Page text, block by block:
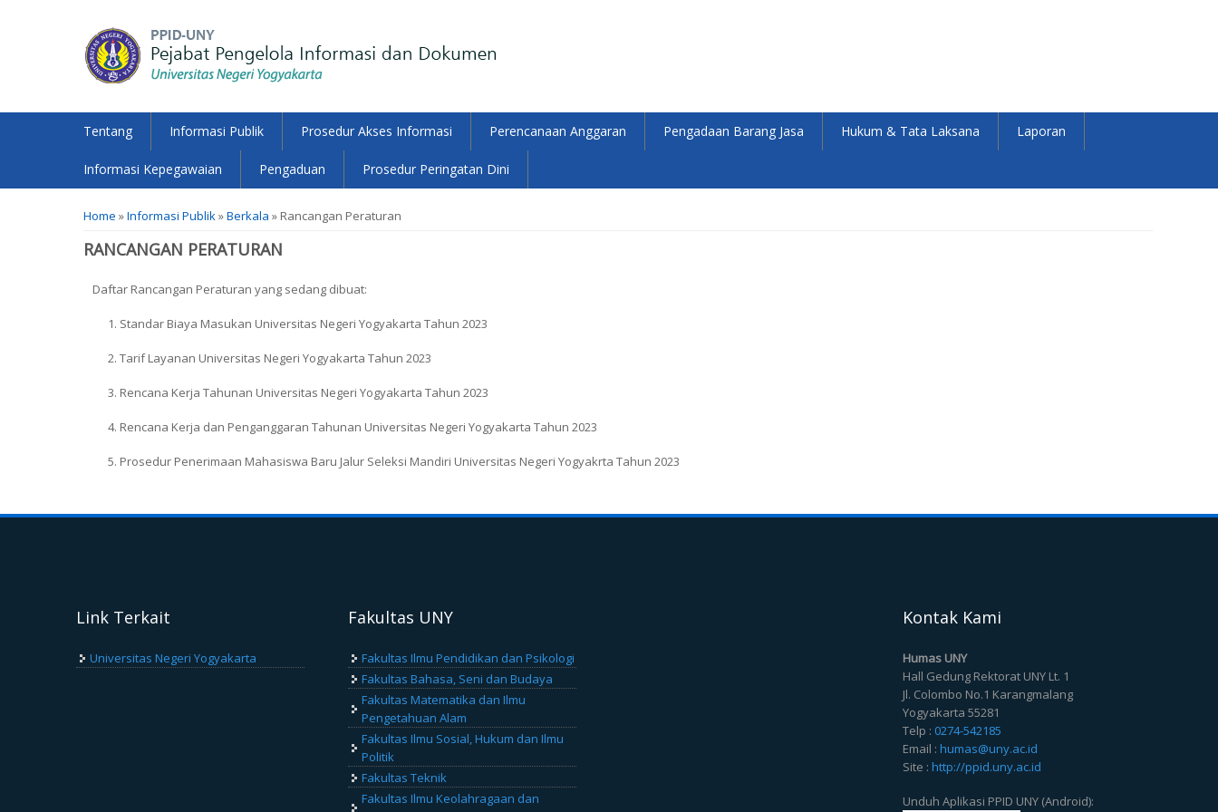
Tentang Informasi Publik Prosedur Akses Informasi Perencanaan Anggaran Pengadaan Barang Jasa Hukum & Tata Laksana Laporan
Informasi Kepegawaian Pengaduan Prosedur Peringatan Dini
You are here
Home »Informasi Publik»Berkala » Rancangan Peraturan
RANCANGAN PERATURAN
Daftar Rancangan Peraturan yang sedang dibuat:
Standar Biaya Masukan Universitas Negeri Yogyakarta Tahun 2023
Tarif Layanan Universitas Negeri Yogyakarta Tahun 2023
Rencana Kerja Tahunan Universitas Negeri Yogyakarta Tahun 2023
Rencana Kerja dan Penganggaran Tahunan Universitas Negeri Yogyakarta Tahun 2023
Prosedur Penerimaan Mahasiswa Baru Jalur Seleksi Mandiri Universitas Negeri Yogyakrta Tahun 2023
Link Terkait
Universitas Negeri Yogyakarta
Fakultas UNY
Fakultas Ilmu Pendidikan dan Psikologi
Fakultas Bahasa, Seni dan Budaya
Fakultas Matematika dan Ilmu
Pengetahuan Alam
Fakultas Ilmu Sosial, Hukum dan Ilmu
Politik
Fakultas Teknik
Fakultas Ilmu Keolahragaan dan
Kontak Kami
Humas UNY
Hall Gedung Rektorat UNY Lt. 1
Jl. Colombo No.1 Karangmalang
Yogyakarta 55281
Telp : 0274-542185
Email : humas@uny.ac.id
Site : http://ppid.uny.ac.id
Unduh Aplikasi PPID UNY (Android):